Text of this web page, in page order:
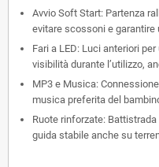
Avvio Soft Start: Partenza
evitare scossoni e garantire
Fari a LED: Luci anteriori
visibilità durante l’utilizzo,
MP3 e Musica:
musica preferita del
Ruote rinforzate: Battistrada
guida stabile anche su